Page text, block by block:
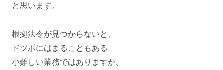
と思います。
根拠法令が見つからないと、
ドツボにはまることもある
小難しい業務ではありますが、